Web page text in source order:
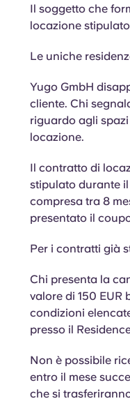
Il soggetto che
locazione
Le uniche
Yugo GmbH
cliente. Chi
riguardo agli
locazione.
Il contratto di
stipulato durante
compresa tra 8
presentato il
Per i contratti già
Chi presenta la
valore di 150 EUR
condizioni
presso il
Non è possibile
entro il mese
che si